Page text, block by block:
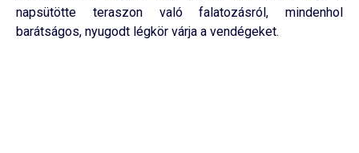
napsütötte teraszon való falatozásról, mindenhol
barátságos, nyugodt légkör várja a vendégeket.